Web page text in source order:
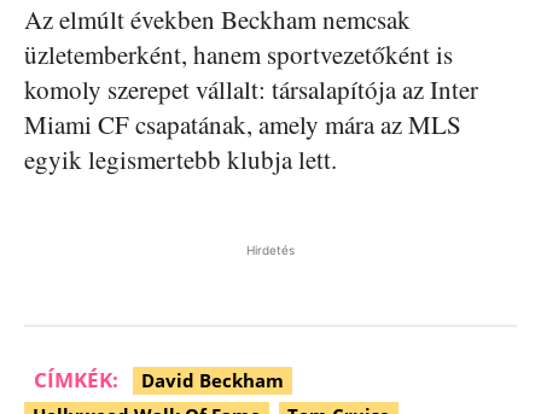
Az elmúlt években Beckham nemcsak
üzletemberként, hanem sportvezetőként is
komoly szerepet vállalt: társalapítója az Inter
Miami CF csapatának, amely mára az MLS
egyik legismertebb klubja lett.
Hirdetés
CÍMKÉK:
David Beckham